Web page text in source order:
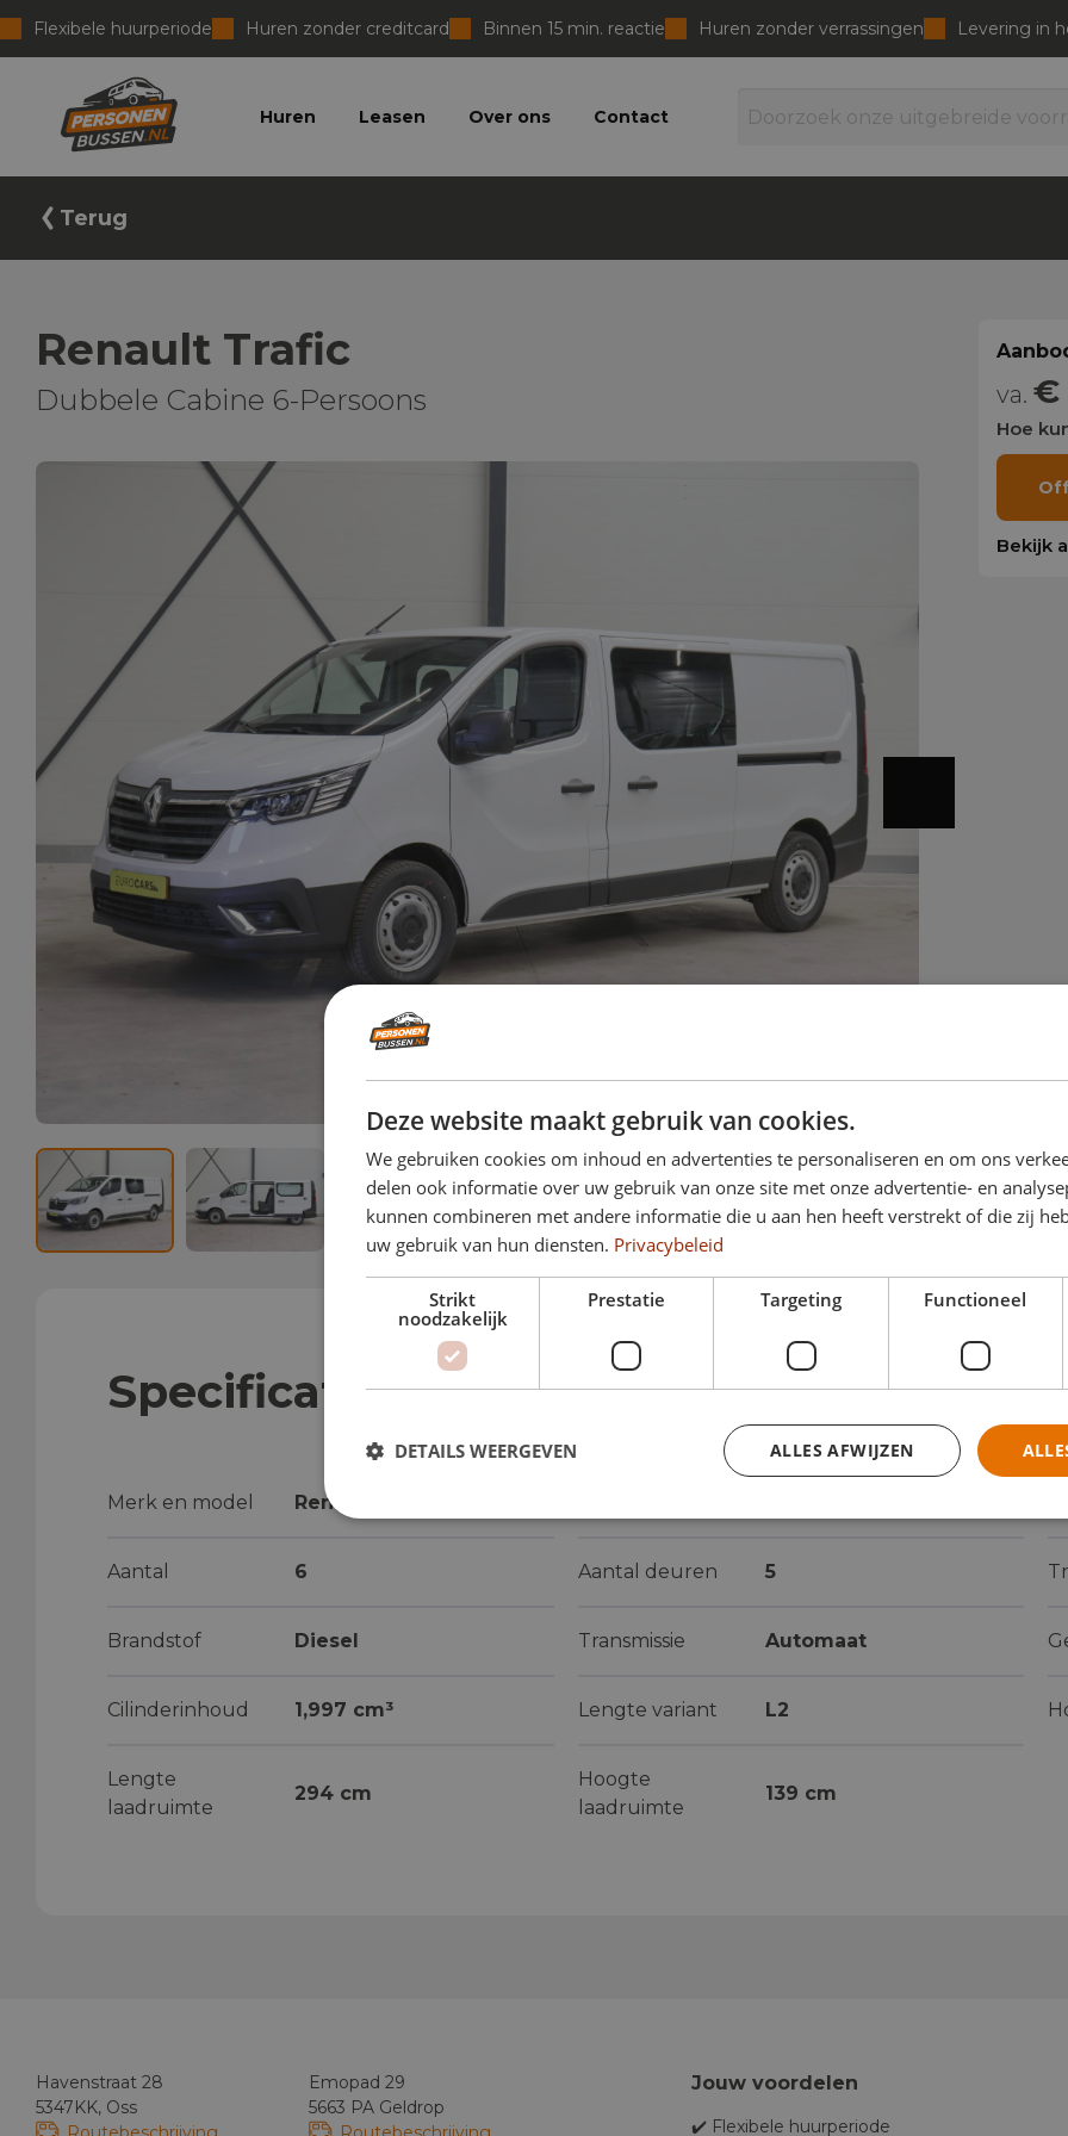
Flexibele huurperiode Huren zonder creditcard Binnen 15 min. reactie Huren zonder verrassingen Levering in
Huren
Leasen Over ons Contact
Terug
Renault Trafic
Dubbele Cabine 6-Persoons va. €
Hoe
Bekijk
Specificaties
Merk en model Renault Trafic
Aantal 6 Aantal deuren 5
Brandstof Diesel Transmissie Automaat
Cilinderinhoud 1,997 cm³ Lengte variant L2
Lengte
laadruimte
294 cm
Hoogte
laadruimte
139 cm
Havenstraat 28
5347KK, Oss
Emopad 29
5663 PA Geldrop
Jouw voordelen
✔️ Flexibele huurperiode
Deze website maakt gebruik van cookies.
We gebruiken cookies om inhoud en advertenties te personaliseren en om ons
delen ook informatie over uw gebruik van onze site met onze advertentie- en
kunnen combineren met andere informatie die u aan hen heeft verstrekt of die zij
uw gebruik van hun diensten. Privacybeleid
Strikt
noodzakelijk
Prestatie Targeting Functioneel
ALLES AFWIJZEN
DETAILS WEERGEVEN